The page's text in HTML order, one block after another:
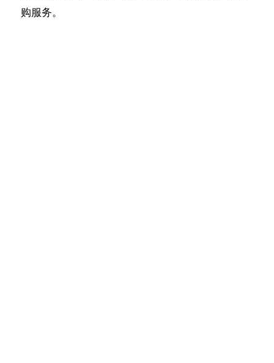
购服务。